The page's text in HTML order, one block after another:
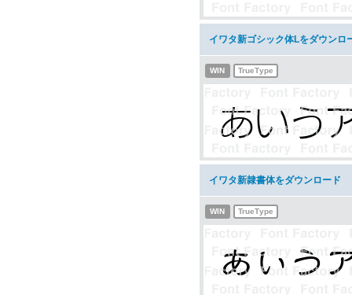
イワタ新ゴシック体Lをダウンロ
WIN TrueType
イワタ新隷書体をダウンロード
WIN TrueType